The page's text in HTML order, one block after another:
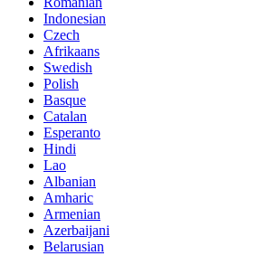
Indonesian
Czech
Afrikaans
Swedish
Polish
Basque
Catalan
Esperanto
Hindi
Lao
Albanian
Amharic
Armenian
Azerbaijani
Belarusian